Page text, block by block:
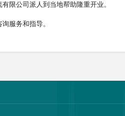
限公司派人到当地帮助隆重开业。
服务和指导。